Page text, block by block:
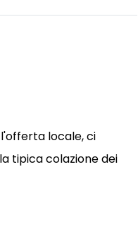
locale, ci
tipica colazione dei